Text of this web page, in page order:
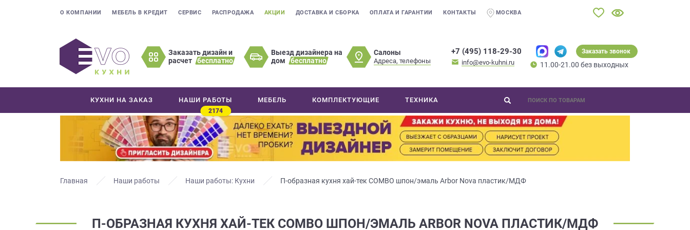
О КОМПАНИИ МЕБЕЛЬ В КРЕДИТ СЕРВИС РАСПРОДАЖА АКЦИИ ДОСТАВКА И СБОРКА ОПЛАТА И ГАРАНТИИ КОНТАКТЫ МОСКВА
Заказать дизайн и
расчет
бесплатно
Выезд дизайнера на
дом
бесплатно
Салоны
Адреса, телефоны
+7 (495) 118-29-30
info@evo-kuhni.ru
Заказать звонок
11.00-21.00 без выходных
КУХНИ НА ЗАКАЗ НАШИ РАБОТЫ
2174
МЕБЕЛЬ КОМПЛЕКТУЮЩИЕ ТЕХНИКА
Главная Наши работы Наши работы: Кухни П-образная кухня хай-тек COMBO шпон/эмаль Arbor Nova пластик/МДФ
П-ОБРАЗНАЯ КУХНЯ ХАЙ-ТЕК COMBO ШПОН/ЭМАЛЬ ARBOR NOVA ПЛАСТИК/МДФ
ваши